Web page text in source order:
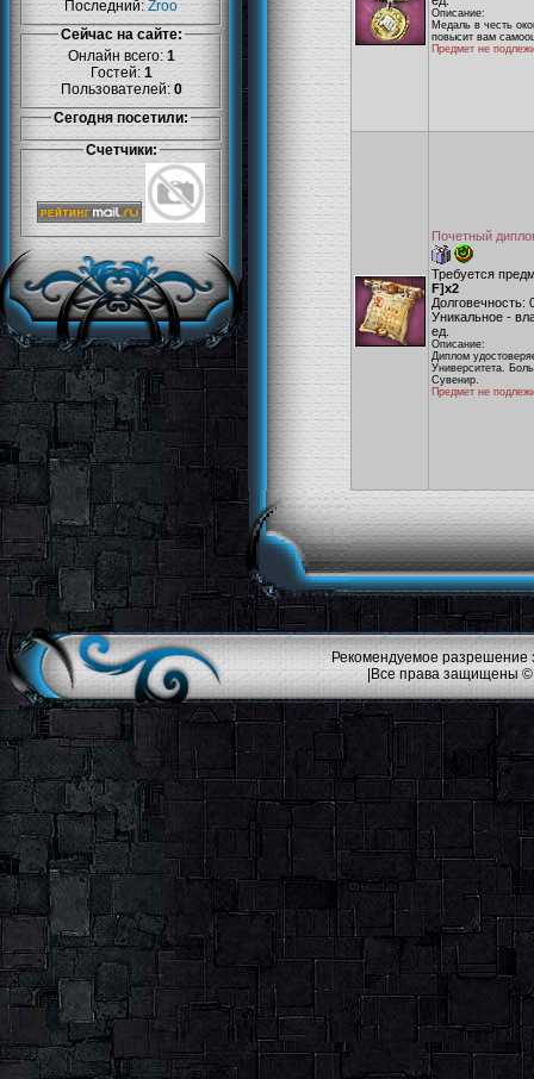
Последний:Zroo
Сейчас на сайте:
Онлайн всего:1
Гостей: 1
Пользователей:0
Сегодня посетили:
Счетчики:
Описание:
Медаль в честь
повысит вам
Предмет не
Почетный
Требуется
F]x2
Долговечность:
Уникальное -
ед.
Описание:
Диплом
Университета.
Сувенир.
Предмет не
Рекомендуемое разрешение
|Все права защищены